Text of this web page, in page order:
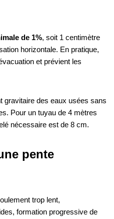
de 1%, soit 1 centimètre
horizontale. En pratique,
et prévient les
gravitaire des eaux usées sans
Pour un tuyau de 4 mètres
nécessaire est de 8 cm.
pente
trop lent,
formation progressive de